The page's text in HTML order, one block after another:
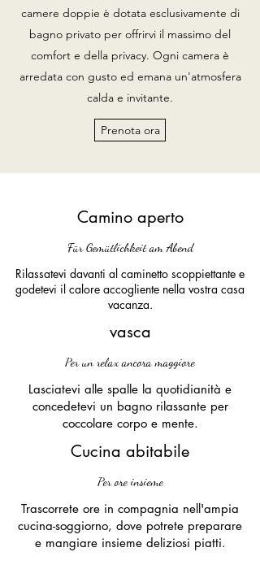
camere doppie è dotata esclusivamente di
bagno privato per offrirvi il massimo del
comfort e della privacy. Ogni camera è
arredata con gusto ed emana un'atmosfera
calda e invitante.
Prenota ora
Camino aperto
Für Gemütlichkeit am Abend
Rilassatevi davanti al caminetto scoppiettante e
godetevi il calore accogliente nella vostra casa
vacanza.
vasca
Per un relax ancora maggiore
Lasciatevi alle spalle la quotidianità e
concedetevi un bagno rilassante per
coccolare corpo e mente.
Cucina abitabile
Per ore insieme
Trascorrete ore in compagnia nell'ampia
cucina-soggiorno, dove potrete preparare
e mangiare insieme deliziosi piatti.